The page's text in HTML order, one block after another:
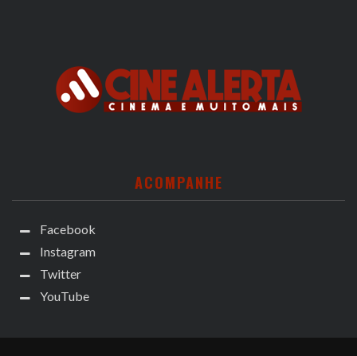
ACOMPANHE
Facebook
Instagram
Twitter
YouTube